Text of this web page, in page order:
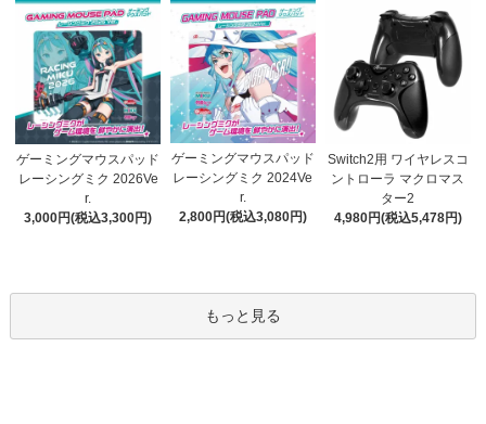
ゲーミングマウスパッド
レーシングミク 2026Ve
r.
3,000円(税込3,300円)
ゲーミングマウスパッド
レーシングミク 2024Ve
r.
2,800円(税込3,080円)
Switch2用 ワイヤレスコ
ントローラ マクロマス
ター2
4,980円(税込5,478円)
もっと見る